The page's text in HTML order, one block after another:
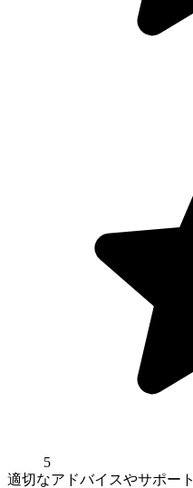
5
適切なアドバイスやサポート